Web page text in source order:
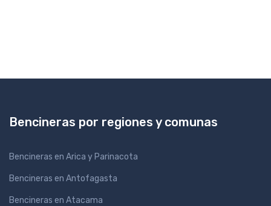
Bencineras por regiones y comunas
Bencineras en Arica y Parinacota
Bencineras en Antofagasta
Bencineras en Atacama